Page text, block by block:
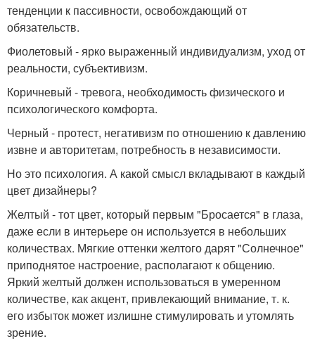
тенденции к пассивности, освобождающий от
обязательств.
Фиолетовый - ярко выраженный индивидуализм, уход от
реальности, субъективизм.
Коричневый - тревога, необходимость физического и
психологического комфорта.
Черный - протест, негативизм по отношению к давлению
извне и авторитетам, потребность в независимости.
Но это психология. А какой смысл вкладывают в каждый
цвет дизайнеры?
Желтый - тот цвет, который первым "Бросается" в глаза,
даже если в интерьере он используется в небольших
количествах. Мягкие оттенки желтого дарят "Солнечное"
приподнятое настроение, располагают к общению.
Яркий желтый должен использоваться в умеренном
количестве, как акцент, привлекающий внимание, т. к.
его избыток может излишне стимулировать и утомлять
зрение.